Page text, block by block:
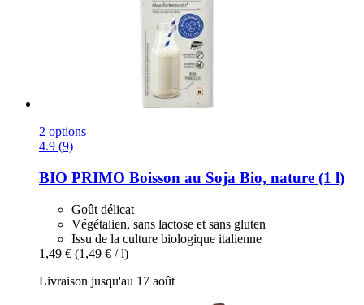
2 options
4.9 (9)
BIO PRIMO Boisson au Soja Bio, nature (1 l)
Goût délicat
Végétalien, sans lactose et sans gluten
Issu de la culture biologique italienne
1,49 € (1,49 € / l)
Livraison jusqu'au 17 août